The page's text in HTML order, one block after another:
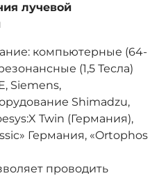
лучевой
компьютерные (64-
(1,5 Тесла)
Siemens,
Shimadzu,
Twin (Германия),
Германия, «Ortophos
проводить